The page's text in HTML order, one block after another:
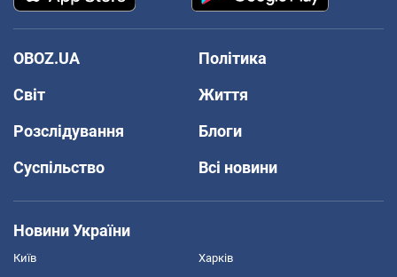
OBOZ.UA
Політика
Світ
Життя
Розслідування
Блоги
Суспільство
Всі новини
Новини України
Київ Харків